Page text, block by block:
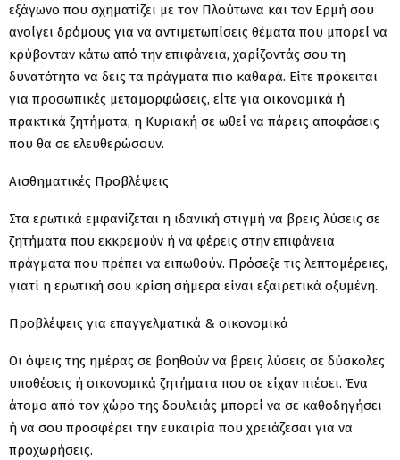
εξάγωνο που σχηματίζει με τον Πλούτωνα και τον Ερμή σου
ανοίγει δρόμους για να αντιμετωπίσεις θέματα που μπορεί να
κρύβονταν κάτω από την επιφάνεια, χαρίζοντάς σου τη
δυνατότητα να δεις τα πράγματα πιο καθαρά. Είτε πρόκειται
για προσωπικές μεταμορφώσεις, είτε για οικονομικά ή
πρακτικά ζητήματα, η Κυριακή σε ωθεί να πάρεις αποφάσεις
που θα σε ελευθερώσουν.
Αισθηματικές Προβλέψεις
Στα ερωτικά εμφανίζεται η ιδανική στιγμή να βρεις λύσεις σε
ζητήματα που εκκρεμούν ή να φέρεις στην επιφάνεια
πράγματα που πρέπει να ειπωθούν. Πρόσεξε τις λεπτομέρειες,
γιατί η ερωτική σου κρίση σήμερα είναι εξαιρετικά οξυμένη.
Προβλέψεις για επαγγελματικά & οικονομικά
Οι όψεις της ημέρας σε βοηθούν να βρεις λύσεις σε δύσκολες
υποθέσεις ή οικονομικά ζητήματα που σε είχαν πιέσει. Ένα
άτομο από τον χώρο της δουλειάς μπορεί να σε καθοδηγήσει
ή να σου προσφέρει την ευκαιρία που χρειάζεσαι για να
προχωρήσεις.